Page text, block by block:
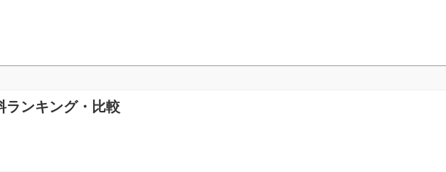
ランキング・比較